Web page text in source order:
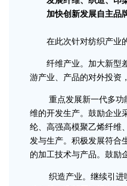
加快创新发展自主品
在此次针对纺织产业的
纤维产业。加大新型差
游产业、产品的对外投资
重点发展新一代多功能
维的开发生产。鼓励企业
纶、高强高模聚乙烯纤维
发与生产。积极发展符合
的加工技术与产品。鼓励
织造产业。继续引进喷